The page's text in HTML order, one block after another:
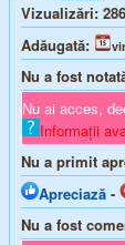
Vizualizări: 286
Adăugată:
Nu a fost
Nu ai acces,
Informații
Nu a primit
Apreciază -
Nu a fost